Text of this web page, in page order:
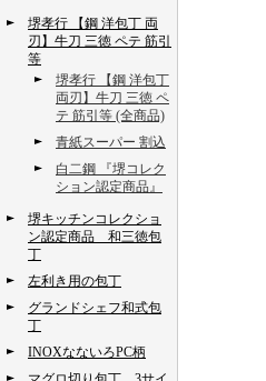
堺孝行 【鋼 洋包丁 両
刃】牛刀 三徳 ペテ 筋引
等
堺孝行 【鋼 洋包丁
両刃】牛刀 三徳 ペ
テ 筋引等 (全商品)
青紙スーパー 割込
白二鋼 『堺コレク
ション認定商品』
堺キッチンコレクショ
ン認定商品 和三徳包
丁
左利き用の包丁
グランドシェフ和式包
丁
INOXなないろPC柄